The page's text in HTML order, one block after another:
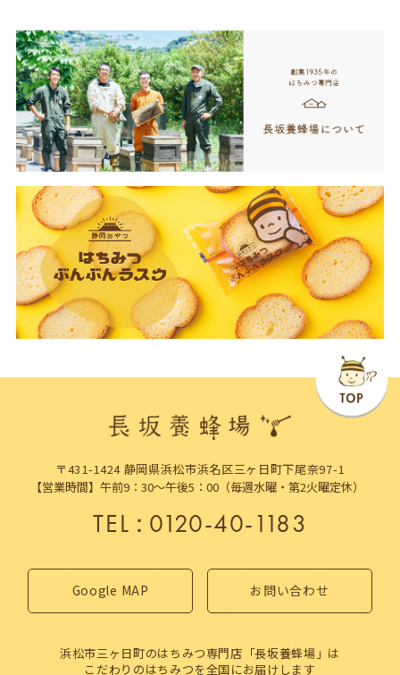
〒431-1424 静岡県浜松市浜名区三ヶ日町下尾奈97-1
【営業時間】午前9：30～午後5：00（毎週水曜・第2火曜定休）
TEL：0120-40-1183
Google MAP お問い合わせ
浜松市三ヶ日町のはちみつ専門店「長坂養蜂場」は
こだわりのはちみつを全国にお届けします